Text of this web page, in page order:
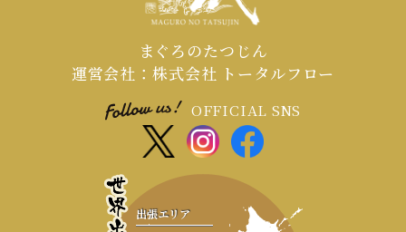
まぐろのたつじん
運営会社：株式会社 トータルフロー
OFFICIAL SNS
出張エリア